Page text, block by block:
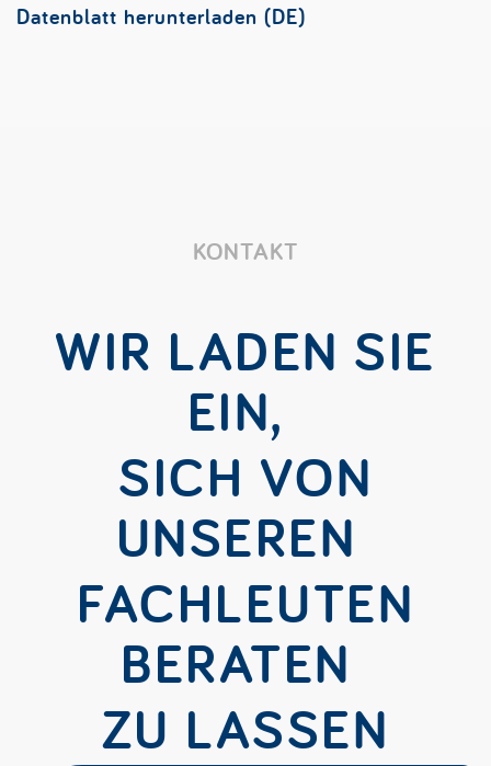
Datenblatt herunterladen (DE)
KONTAKT
WIR LADEN SIE
EIN,
SICH VON
UNSEREN
FACHLEUTEN
BERATEN
ZU LASSEN